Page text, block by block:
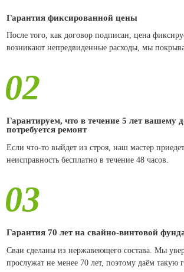
Гарантия фиксированной цены
После того, как договор подписан, цена
возникают непредвиденные расходы, мы
02
Гарантируем, что в течение 5 лет вашему
потребуется ремонт
Если что-то выйдет из строя, наш мастер
неисправность бесплатно в течение 48 часов.
03
Гарантия 70 лет на свайно-винтовой
Сваи сделаны из нержавеющего состава. Мы
прослужат не менее 70 лет, поэтому даём такую